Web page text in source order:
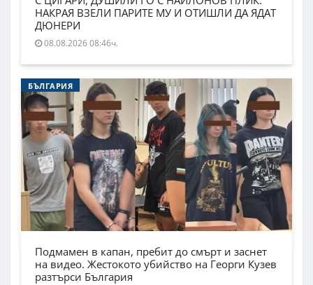
НАКРАЯ ВЗЕЛИ ПАРИТЕ МУ И ОТИШЛИ ДА ЯДАТ
ДЮНЕРИ
08.08.2026 08:46ч.
БЪЛГАРИЯ
Подмамен в капан, пребит до смърт и заснет
на видео. Жестокото убийство на Георги Кузев
разтърси България